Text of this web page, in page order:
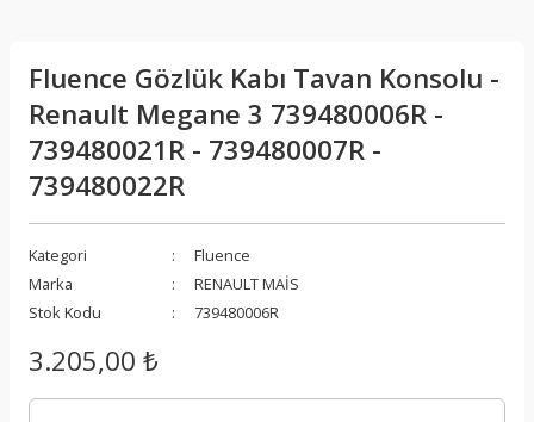
Fluence Gözlük Kabı Tavan Konsolu -
Renault Megane 3 739480006R -
739480021R - 739480007R -
739480022R
Kategori
Fluence
Marka
RENAULT MAİS
Stok Kodu
739480006R
3.205,00 ₺